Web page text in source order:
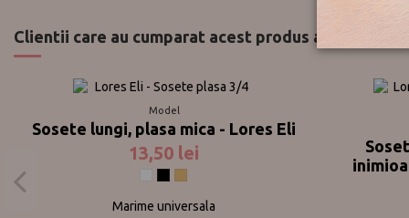
Clientii care au cumparat acest produs au mai
Model
Sosete lungi, plasa mica - Lores Eli
13,50 lei
AlbNegruNatural
Marime universala